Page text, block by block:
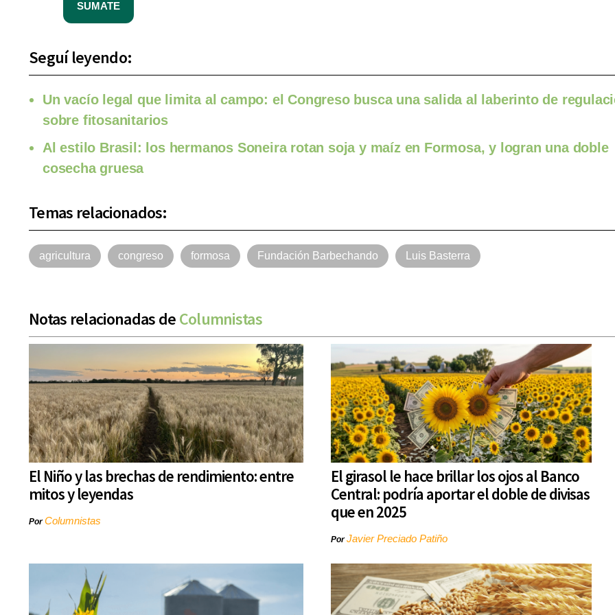
SUMATE
Seguí leyendo:
Un vacío legal que limita al campo: el Congreso busca una salida al laberinto de
sobre fitosanitarios
Al estilo Brasil: los hermanos Soneira rotan soja y maíz en Formosa, y logran una doble
cosecha gruesa
Temas relacionados:
agricultura congreso formosa Fundación Barbechando Luis Basterra
Notas relacionadas deColumnistas
El Niño y las brechas de rendimiento: entre
mitos y leyendas
PorColumnistas
El girasol le hace brillar los ojos al Banco
Central: podría aportar el doble de divisas
que en 2025
PorJavier Preciado Patiño